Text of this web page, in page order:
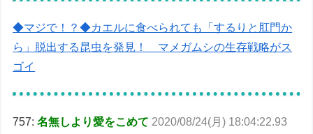
◆マジで！？◆カエルに食べられても「するりと肛門か
ら」脱出する昆虫を発見！ マメガムシの生存戦略がス
ゴイ
757:名無しより愛をこめて 2020/08/24(月) 18:04:22.93